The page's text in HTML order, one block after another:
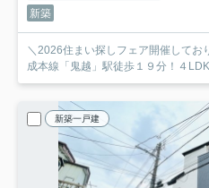
新築
＼2026住まい探しフェア開催してお
成本線「鬼越」駅徒歩１９分！４
新築一戸建